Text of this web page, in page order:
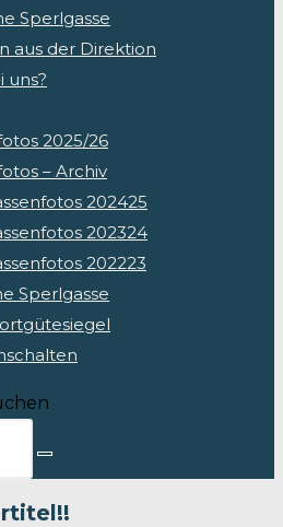
Sperlgasse
aus der Direktion
uns?
2025/26
– Archiv
202425
202324
202223
Sperlgasse